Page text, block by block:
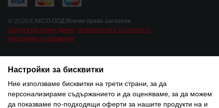
© 2026 САКСО ООД Всички права запазени
Защита на лични данни Открийте ни в ShopMania
Настройки за бисквитки
Настройки за бисквитки
Ние използваме бисквитки на трети страни, за да
персонализираме съдържанието и да оценяваме, за да можем
да показваме по-подходящи оферти за нашите продукти на и